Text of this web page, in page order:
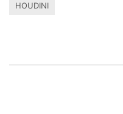
HOUDINI